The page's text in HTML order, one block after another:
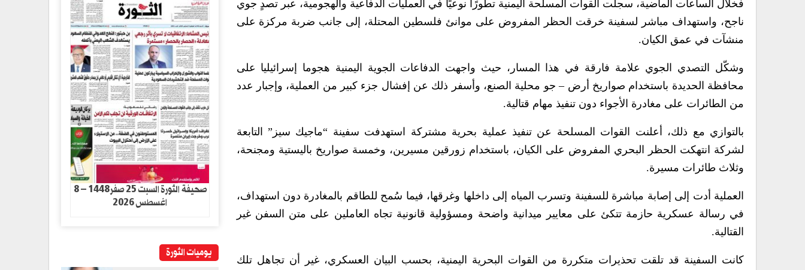
فخلال الساعات الماضية، سجلت القوات المسلحة اليمنية تطورًا نوعيًا في العمليات الدفاعية والهجومية، عبر تصدٍ جوي
ناجح، واستهداف مباشر لسفينة خرقت الحظر المفروض على موانئ فلسطين المحتلة، إلى جانب ضربة مركزة على
منشآت في عمق الكيان.
وشكّل التصدي الجوي علامة فارقة في هذا المسار، حيث واجهت الدفاعات الجوية اليمنية هجوما إسرائيليا على
محافظة الحديدة باستخدام صواريخ أرض – جو محلية الصنع، وأسفر ذلك عن إفشال جزء كبير من العملية، وإجبار عدد
من الطائرات على مغادرة الأجواء دون تنفيذ مهام قتالية.
بالتوازي مع ذلك، أعلنت القوات المسلحة عن تنفيذ عملية بحرية مشتركة استهدفت سفينة “ماجيك سيز” التابعة
لشركة انتهكت الحظر البحري المفروض على الكيان، باستخدام زورقين مسيرين، وخمسة صواريخ باليستية ومجنحة،
وثلاث طائرات مسيرة.
العملية أدت إلى إصابة مباشرة للسفينة وتسرب المياه إلى داخلها وغرقها، فيما سُمح للطاقم بالمغادرة دون استهداف،
في رسالة عسكرية حازمة تتكئ على معايير ميدانية واضحة ومسؤولية قانونية تجاه العاملين على متن السفن غير
القتالية.
كانت السفينة قد تلقت تحذيرات متكررة من القوات البحرية اليمنية، بحسب البيان العسكري، غير أن تجاهل تلك
صحيفة الثورة السبت 25 صفر1448 – 8
اغسطس 2026
يوميات الثورة